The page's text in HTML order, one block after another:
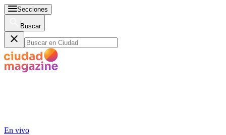
Secciones
Buscar
En vivo